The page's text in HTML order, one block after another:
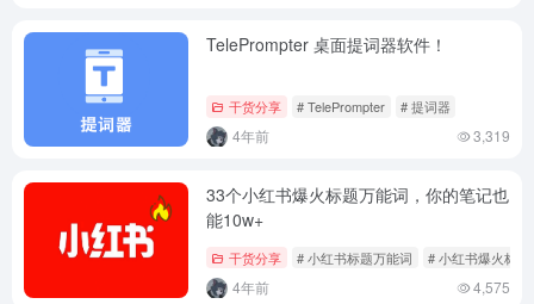
TelePrompter 桌面提词器软件！
干货分享 # TelePrompter # 提词器
4年前 3,319
33个小红书爆火标题万能词，你的笔记也
能10w+
干货分享 # 小红书标题万能词 # 小红书爆火标题
4年前 4,575